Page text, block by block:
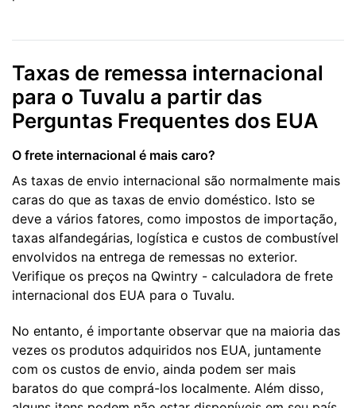
Taxas de remessa internacional
para o Tuvalu a partir das
Perguntas Frequentes dos EUA
O frete internacional é mais caro?
As taxas de envio internacional são normalmente mais
caras do que as taxas de envio doméstico. Isto se
deve a vários fatores, como impostos de importação,
taxas alfandegárias, logística e custos de combustível
envolvidos na entrega de remessas no exterior.
Verifique os preços na Qwintry - calculadora de frete
internacional dos EUA para o Tuvalu.
No entanto, é importante observar que na maioria das
vezes os produtos adquiridos nos EUA, juntamente
com os custos de envio, ainda podem ser mais
baratos do que comprá-los localmente. Além disso,